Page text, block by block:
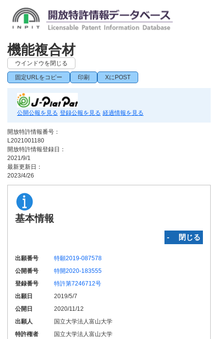
機能複合材
ウインドウを閉じる
固定URLをコピー 印刷 XにPOST
公開公報を見る 登録公報を見る 経過情報を見る
開放特許情報番号：
L2021001180
開放特許情報登録日：
2021/9/1
最新更新日：
2023/4/26
基本情報
‐ 閉じる
出願番号
特願2019-087578
公開番号
特開2020-183555
登録番号
特許第7246712号
出願日
2019/5/7
公開日
2020/11/12
出願人
国立大学法人富山大学
特許権者
国立大学法人富山大学